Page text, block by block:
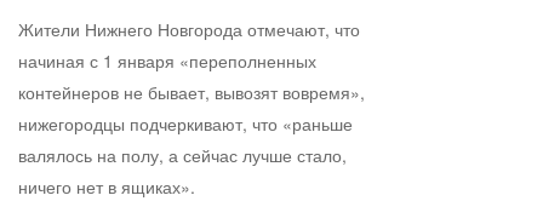
Жители Нижнего Новгорода отмечают, что
начиная с 1 января «переполненных
контейнеров не бывает, вывозят вовремя»,
нижегородцы подчеркивают, что «раньше
валялось на полу, а сейчас лучше стало,
ничего нет в ящиках».